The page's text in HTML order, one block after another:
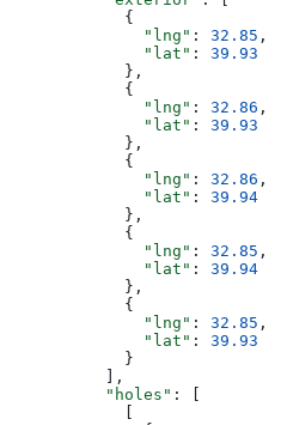
            {
              "lng"
: 32.85 ,
              "lat"
: 39.93
            },
            {
              "lng"
: 32.86 ,
              "lat"
: 39.93
            },
            {
              "lng"
: 32.86 ,
              "lat"
: 39.94
            },
            {
              "lng"
: 32.85 ,
              "lat"
: 39.94
            },
            {
              "lng"
: 32.85 ,
              "lat"
: 39.93
            }
          ],
          "holes"
: [